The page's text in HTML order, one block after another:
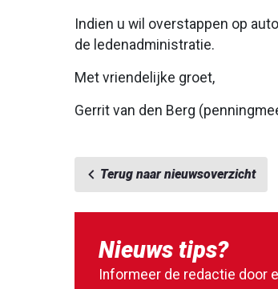
Indien u wil overstappen op
de ledenadministratie.
Met vriendelijke groet,
Gerrit van den Berg
Terug naar nieuwsoverzicht
Nieuws tips?
Informeer de redactie door